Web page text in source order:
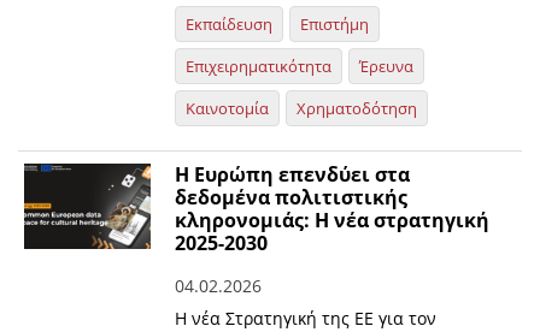
Εκπαίδευση
Επιστήμη
Επιχειρηματικότητα
Έρευνα
Καινοτομία
Χρηματοδότηση
Η Ευρώπη επενδύει στα
δεδομένα πολιτιστικής
κληρονομιάς: H νέα στρατηγική
2025-2030
04.02.2026
Η νέα Στρατηγική της ΕΕ για τον